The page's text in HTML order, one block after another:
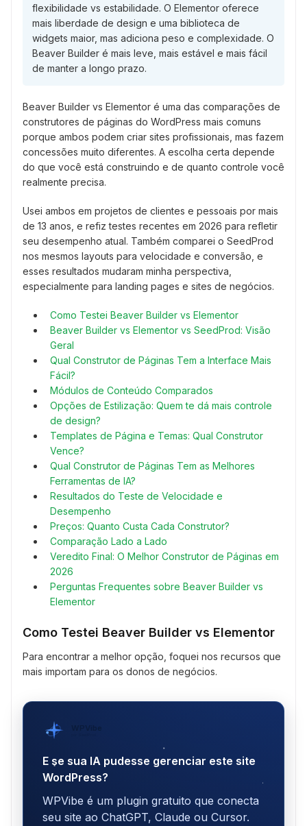
flexibilidade vs estabilidade. O Elementor oferece
mais liberdade de design e uma biblioteca de
widgets maior, mas adiciona peso e complexidade. O
Beaver Builder é mais leve, mais estável e mais fácil
de manter a longo prazo.
Beaver Builder vs Elementor é uma das comparações de
construtores de páginas do WordPress mais comuns
porque ambos podem criar sites profissionais, mas fazem
concessões muito diferentes. A escolha certa depende
do que você está construindo e de quanto controle você
realmente precisa.
Usei ambos em projetos de clientes e pessoais por mais
de 13 anos, e refiz testes recentes em 2026 para refletir
seu desempenho atual. Também comparei o SeedProd
nos mesmos layouts para velocidade e conversão, e
esses resultados mudaram minha perspectiva,
especialmente para landing pages e sites de negócios.
Como Testei Beaver Builder vs Elementor
Beaver Builder vs Elementor vs SeedProd: Visão
Geral
Qual Construtor de Páginas Tem a Interface Mais
Fácil?
Módulos de Conteúdo Comparados
Opções de Estilização: Quem te dá mais controle
de design?
Templates de Página e Temas: Qual Construtor
Vence?
Qual Construtor de Páginas Tem as Melhores
Ferramentas de IA?
Resultados do Teste de Velocidade e
Desempenho
Preços: Quanto Custa Cada Construtor?
Comparação Lado a Lado
Veredito Final: O Melhor Construtor de Páginas em
2026
Perguntas Frequentes sobre Beaver Builder vs
Elementor
Como Testei Beaver Builder vs Elementor
Para encontrar a melhor opção, foquei nos recursos que
mais importam para os donos de negócios.
WPVibe
E se sua IA pudesse gerenciar este site
WordPress?
WPVibe é um plugin gratuito que conecta
seu site ao ChatGPT, Claude ou Cursor.